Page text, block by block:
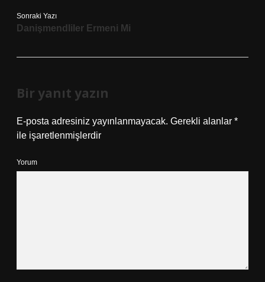
Sonraki Yazı
Danişmendliler Ermeni Mi
Bir yanıt yazın
E-posta adresiniz yayınlanmayacak. Gerekli alanlar *
ile işaretlenmişlerdir
Yorum